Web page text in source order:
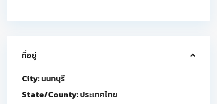
ที่อยู่
City:นนทบุรี
State/County:ประเทศไทย